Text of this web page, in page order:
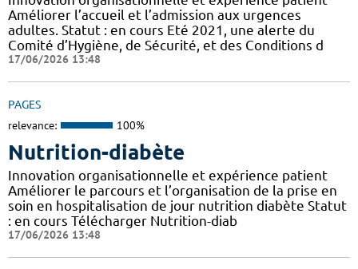
Améliorer l’accueil et l’admission aux urgences
adultes. Statut : en cours Eté 2021, une alerte du
Comité d’Hygiène, de Sécurité, et des Conditions d
17/06/2026 13:48
PAGES
relevance: 100%
Nutrition-diabète
Innovation organisationnelle et expérience patient
Améliorer le parcours et l’organisation de la prise en
soin en hospitalisation de jour nutrition diabète Statut
: en cours Télécharger Nutrition-diab
17/06/2026 13:48